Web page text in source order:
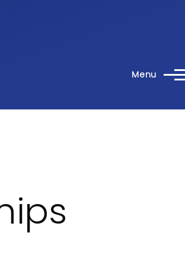
Menu